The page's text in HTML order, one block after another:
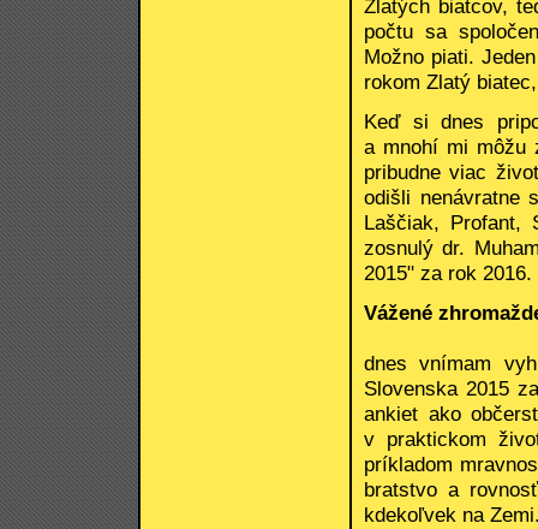
Zlatých biatcov,
počtu sa
Možno piati.
rokom Zlatý
Keď si dnes
a mnohí mi môžu
pribudne viac
odišli nenávratne
Laščiak, Profant,
zosnulý dr.
2015" za rok 2016.
Vážené
dnes vnímam
Slovenska 2015
ankiet ako
v praktickom
príkladom
bratstvo a
kdekoľvek na